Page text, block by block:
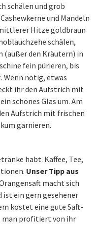
schälen und grob
und Mandeln
Hitze goldbraun
schälen,
(außer den Kräutern) in
fein pürieren, bis
Wenn nötig, etwas
ihr den Aufstrich mit
schönes Glas um. Am
Aufstrich mit frischen
garnieren.
habt. Kaffee, Tee,
Unser Tipp aus
macht sich
ist ein gern gesehener
kostet eine gute Saft-
man profitiert von ihr